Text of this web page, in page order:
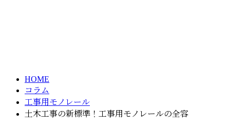
HOME
コラム
工事用モノレール
土木工事の新標準！工事用モノレールの全容